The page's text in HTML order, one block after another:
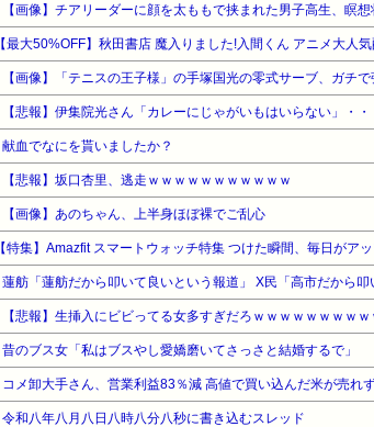
【画像】チアリーダーに顔を太ももで挟まれた男子高生、瞑想
【最大50%OFF】秋田書店 魔入りました!入間くん アニメ大人
【画像】「テニスの王子様」の手塚国光の零式サーブ、ガチ
【悲報】伊集院光さん「カレーにじゃがいもはいらない」・・
献血でなにを貰いましたか？
【悲報】坂口杏里、逃走ｗｗｗｗｗｗｗｗｗｗｗ
【画像】あのちゃん、上半身ほぼ裸でご乱心
【特集】Amazfit スマートウォッチ特集 つけた瞬間、毎日がア
蓮舫「蓮舫だから叩いて良いという報道」 X民「高市だから叩
【悲報】生挿入にビビってる女多すぎだろｗｗｗｗｗｗｗｗ
昔のブス女「私はブスやし愛嬌磨いてさっさと結婚するで」
コメ卸大手さん、営業利益83％減 高値で買い込んだ米が売れ
令和八年八月八日八時八分八秒に書き込むスレッド